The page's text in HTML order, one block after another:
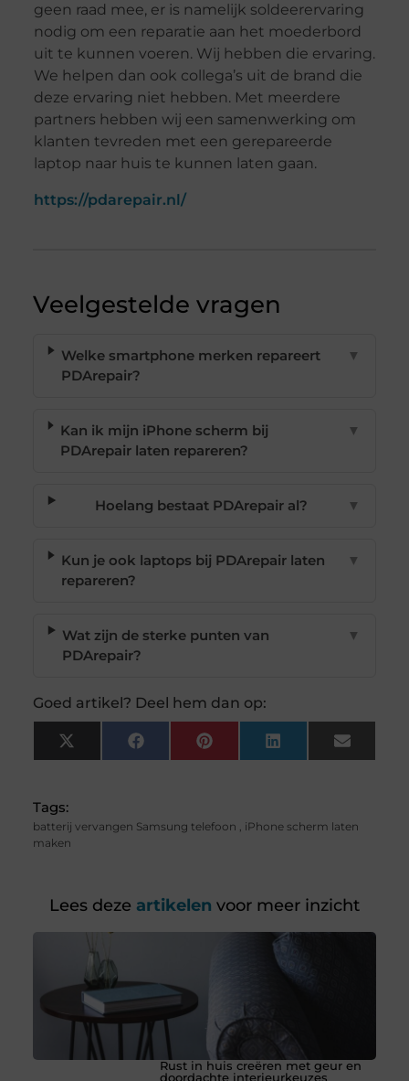
geen raad mee, er is namelijk soldeerervaring
nodig om een reparatie aan het moederbord
uit te kunnen voeren. Wij hebben die ervaring.
We helpen dan ook collega’s uit de brand die
deze ervaring niet hebben. Met meerdere
partners hebben wij een samenwerking om
klanten tevreden met een gerepareerde
laptop naar huis te kunnen laten gaan.
https://pdarepair.nl/
Veelgestelde vragen
Welke smartphone merken repareert
PDArepair?
▼
Kan ik mijn iPhone scherm bij
PDArepair laten repareren?
▼
Hoelang bestaat PDArepair al? ▼
Kun je ook laptops bij PDArepair laten
repareren?
▼
Wat zijn de sterke punten van
PDArepair?
▼
Goed artikel? Deel hem dan op:
X
(Twitter)
FacebookPinterest LinkedIn Email
Tags:
batterij vervangen Samsung telefoon , iPhone scherm laten
maken
Lees deze artikelen voor meer inzicht
Rust in huis creëren met geur en
doordachte interieurkeuzes